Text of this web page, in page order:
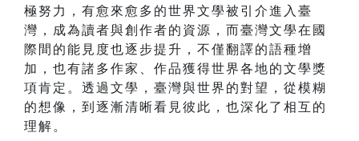
極努力，有愈來愈多的世界文學被引介進入臺
灣，成為讀者與創作者的資源，而臺灣文學在國
際間的能見度也逐步提升，不僅翻譯的語種增
加，也有諸多作家、作品獲得世界各地的文學獎
項肯定。透過文學，臺灣與世界的對望，從模糊
的想像，到逐漸清晰看見彼此，也深化了相互的
理解。